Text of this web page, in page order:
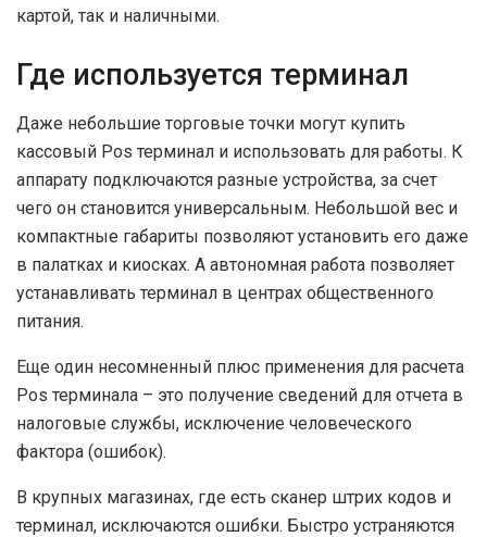
картой, так и наличными.
Где используется терминал
Даже небольшие торговые точки могут купить
кассовый Pos терминал и использовать для работы. К
аппарату подключаются разные устройства, за счет
чего он становится универсальным. Небольшой вес и
компактные габариты позволяют установить его даже
в палатках и киосках. А автономная работа позволяет
устанавливать терминал в центрах общественного
питания.
Еще один несомненный плюс применения для расчета
Pos терминала – это получение сведений для отчета в
налоговые службы, исключение человеческого
фактора (ошибок).
В крупных магазинах, где есть сканер штрих кодов и
терминал, исключаются ошибки. Быстро устраняются